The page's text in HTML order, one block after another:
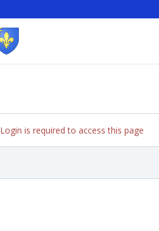
Login is required to access this page